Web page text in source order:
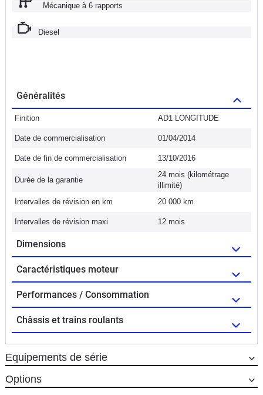
Mécanique à 6 rapports
Diesel
Généralités
Finition AD1 LONGITUDE
Date de commercialisation 01/04/2014
Date de fin de commercialisation 13/10/2016
Durée de la garantie
24 mois (kilométrage
illimité)
Intervalles de révision en km
20 000 km
Intervalles de révision maxi 12 mois
Dimensions
Caractéristiques moteur
Performances / Consommation
Châssis et trains roulants
Equipements de série
Options